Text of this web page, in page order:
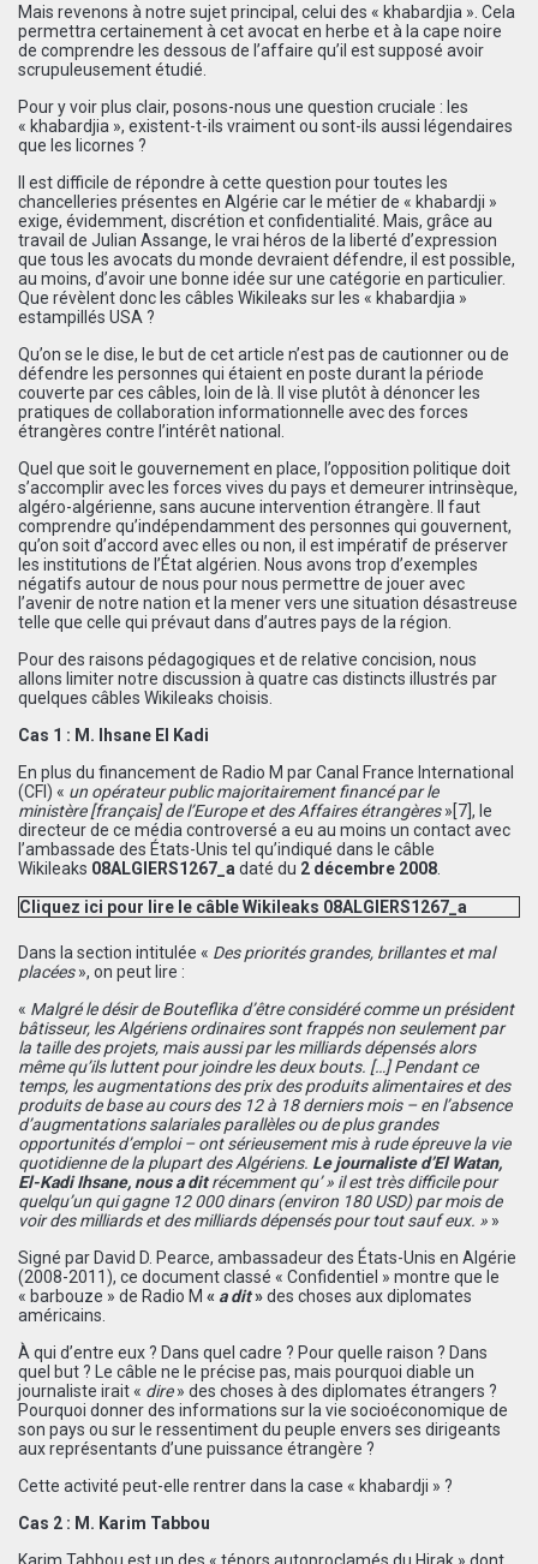
Mais revenons à notre sujet principal, celui des « khabardjia ». Cela
permettra certainement à cet avocat en herbe et à la cape noire
de comprendre les dessous de l’affaire qu’il est supposé avoir
scrupuleusement étudié.
Pour y voir plus clair, posons-nous une question cruciale : les
« khabardjia », existent-t-ils vraiment ou sont-ils aussi légendaires
que les licornes ?
Il est difficile de répondre à cette question pour toutes les
chancelleries présentes en Algérie car le métier de « khabardji »
exige, évidemment, discrétion et confidentialité. Mais, grâce au
travail de Julian Assange, le vrai héros de la liberté d’expression
que tous les avocats du monde devraient défendre, il est possible,
au moins, d’avoir une bonne idée sur une catégorie en particulier.
Que révèlent donc les câbles Wikileaks sur les « khabardjia »
estampillés USA ?
Qu’on se le dise, le but de cet article n’est pas de cautionner ou de
défendre les personnes qui étaient en poste durant la période
couverte par ces câbles, loin de là. Il vise plutôt à dénoncer les
pratiques de collaboration informationnelle avec des forces
étrangères contre l’intérêt national.
Quel que soit le gouvernement en place, l’opposition politique doit
s’accomplir avec les forces vives du pays et demeurer intrinsèque,
algéro-algérienne, sans aucune intervention étrangère. Il faut
comprendre qu’indépendamment des personnes qui gouvernent,
qu’on soit d’accord avec elles ou non, il est impératif de préserver
les institutions de l’État algérien. Nous avons trop d’exemples
négatifs autour de nous pour nous permettre de jouer avec
l’avenir de notre nation et la mener vers une situation désastreuse
telle que celle qui prévaut dans d’autres pays de la région.
Pour des raisons pédagogiques et de relative concision, nous
allons limiter notre discussion à quatre cas distincts illustrés par
quelques câbles Wikileaks choisis.
Cas 1 : M. Ihsane El Kadi
En plus du financement de Radio M par Canal France International
(CFI) « un opérateur public majoritairement financé par le
ministère[français]de l’Europe et des Affaires étrangères»[7] , le
directeur de ce média controversé a eu au moins un contact avec
l’ambassade des États-Unis tel qu’indiqué dans le câble
Wikileaks 08ALGIERS1267_a daté du 2 décembre 2008
Cliquez ici pour lire le câble Wikileaks 08ALGIERS1267_a
Dans la section intitulée « Des priorités grandes, brillantes et mal
placées», on peut lire :
« Malgré le désir de Bouteflika d’être considéré comme un président
bâtisseur, les Algériens ordinaires sont frappés non seulement par
la taille des projets, mais aussi par les milliards dépensés alors
même qu’ils luttent pour joindre les deux bouts. […]Pendant ce
temps, les augmentations des prix des produits alimentaires et des
produits de base au cours des 12 à 18 derniers mois – en l’absence
d’augmentations salariales parallèles ou de plus grandes
opportunités d’emploi – ont sérieusement mis à rude épreuve la vie
quotidienne de la plupart des Algériens. Le journaliste d’El Watan,
El-Kadi Ihsane, nous a ditrécemment qu’ » il est très difficile pour
quelqu’un qui gagne 12 000 dinars (environ 180 USD) par mois de
voir des milliards et des milliards dépensés pour tout sauf eux. » »
Signé par David D. Pearce, ambassadeur des États-Unis en Algérie
(2008-2011), ce document classé « Confidentiel » montre que le
« barbouze » de Radio M « a dit»des choses aux diplomates
américains.
À qui d’entre eux ? Dans quel cadre ? Pour quelle raison ? Dans
quel but ? Le câble ne le précise pas, mais pourquoi diable un
journaliste irait « dire» des choses à des diplomates étrangers ?
Pourquoi donner des informations sur la vie socioéconomique de
son pays ou sur le ressentiment du peuple envers ses dirigeants
aux représentants d’une puissance étrangère ?
Cette activité peut-elle rentrer dans la case « khabardji » ?
Cas 2 : M. Karim Tabbou